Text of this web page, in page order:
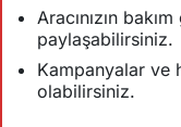
Aracınızın
paylaşabilirsiniz.
Kampanyalar ve
olabilirsiniz.